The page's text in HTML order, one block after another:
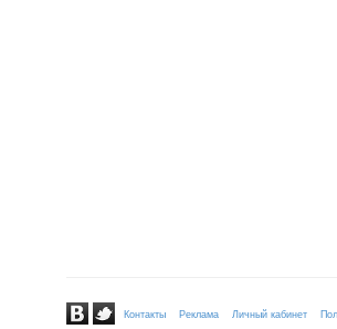
Контакты Реклама Личный кабинет